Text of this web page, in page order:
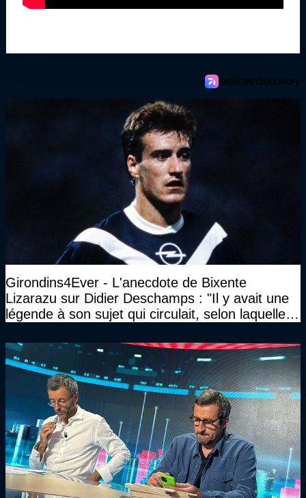
Girondins4Ever - L'anecdote de Bixente
Lizarazu sur Didier Deschamps : "Il y avait une
légende à son sujet qui circulait, selon laquelle il